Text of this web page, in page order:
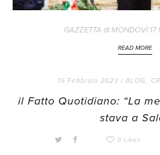
GAZZETTA di MONDOVÌ
READ MORE
15 Febbraio 2023 / BLOG,
il Fatto Quotidiano: “La
stava a
0 Likes